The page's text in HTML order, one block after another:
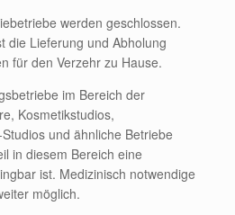
werden geschlossen.
die Lieferung und Abholung
für den Verzehr zu Hause.
im Bereich der
Kosmetikstudios,
und ähnliche Betriebe
in diesem Bereich eine
ist. Medizinisch notwendige
möglich.